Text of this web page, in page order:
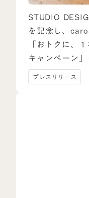
STUDIO
を記念し、
「おトクに、
キャンペーン
プレスリリース